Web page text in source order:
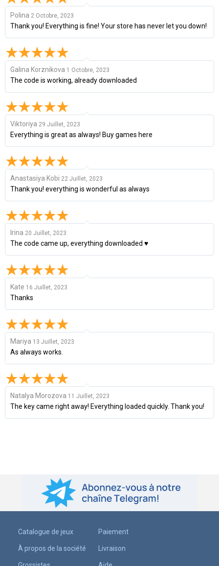
Polina 2 Octobre, 2023
Thank you! Everything is fine! Your store has never let you down!
Galina Korznikova 1 Octobre, 2023
The code is working, already downloaded
Viktoriya 29 Juillet, 2023
Everything is great as always! Buy games here
Anastasiya Kobi 22 Juillet, 2023
Thank you! everything is wonderful as always
Irina 20 Juillet, 2023
The code came up, everything downloaded ♥
Kate 16 Juillet, 2023
Thanks
Mariya 13 Juillet, 2023
As always works.
Natalya Morozova 11 Juillet, 2023
The key came right away! Everything loaded quickly. Thank you!
Catalogue de jeux
À propos de la société
Paiement
Livraison